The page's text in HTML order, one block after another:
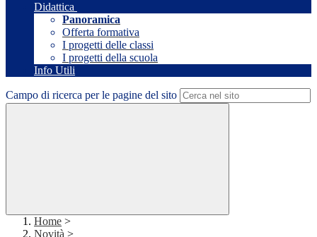
Didattica
Panoramica
Offerta formativa
I progetti delle classi
I progetti della scuola
Info Utili
Campo di ricerca per le pagine del sito
Home >
Novità >